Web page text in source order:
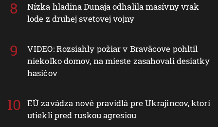
Nízka hladina Dunaja odhalila masívny vrak
lode z druhej svetovej vojny
VIDEO: Rozsiahly požiar v Braväcove pohltil
niekoľko domov, na mieste zasahovali desiatky
hasičov
EÚ zavádza nové pravidlá pre Ukrajincov, ktorí
utiekli pred ruskou agresiou